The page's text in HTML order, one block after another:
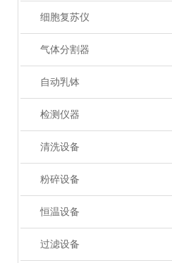
细胞复苏仪
气体分割器
自动乳钵
检测仪器
清洗设备
粉碎设备
恒温设备
过滤设备